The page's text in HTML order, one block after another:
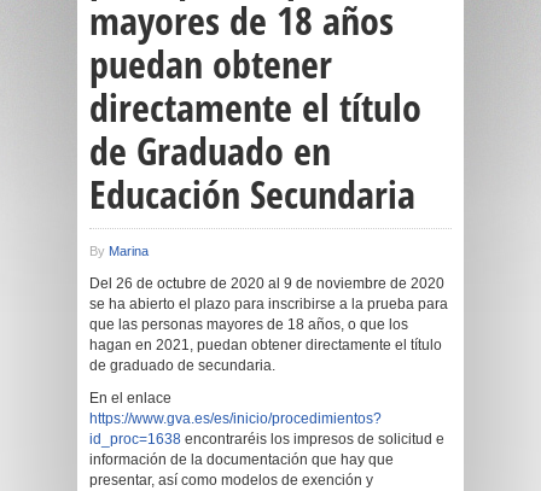
mayores de 18 años
puedan obtener
directamente el título
de Graduado en
Educación Secundaria
By Marina
Del 26 de octubre de 2020 al 9 de noviembre de 2020
se ha abierto el plazo para inscribirse a la prueba para
que las personas mayores de 18 años, o que los
hagan en 2021, puedan obtener directamente el título
de graduado de secundaria.
En el enlace
https://www.gva.es/es/inicio/procedimientos?
id_proc=1638 encontraréis los impresos de solicitud e
información de la documentación que hay que
presentar, así como modelos de exención y